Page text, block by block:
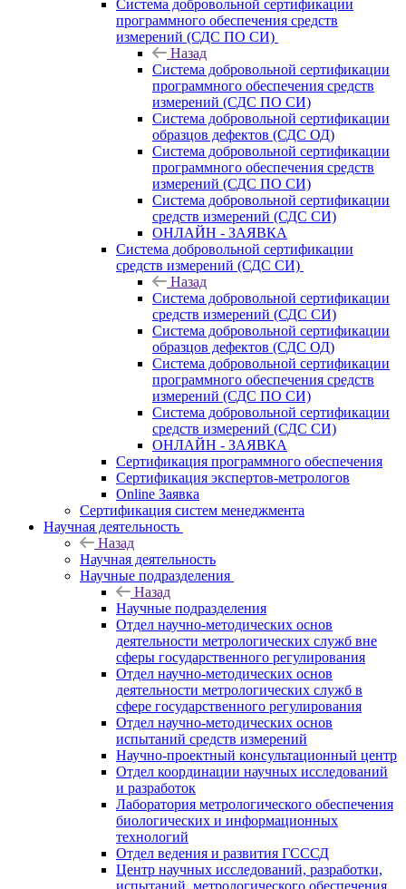
Система добровольной сертификации
программного обеспечения средств
измерений (СДС ПО СИ)
Назад
Система добровольной сертификации
программного обеспечения средств
измерений (СДС ПО СИ)
Система добровольной сертификации
образцов дефектов (СДС ОД)
Система добровольной сертификации
программного обеспечения средств
измерений (СДС ПО СИ)
Система добровольной сертификации
средств измерений (СДС СИ)
ОНЛАЙН - ЗАЯВКА
Система добровольной сертификации
средств измерений (СДС СИ)
Назад
Система добровольной сертификации
средств измерений (СДС СИ)
Система добровольной сертификации
образцов дефектов (СДС ОД)
Система добровольной сертификации
программного обеспечения средств
измерений (СДС ПО СИ)
Система добровольной сертификации
средств измерений (СДС СИ)
ОНЛАЙН - ЗАЯВКА
Сертификация программного обеспечения
Сертификация экспертов-метрологов
Online Заявка
Сертификация систем менеджмента
Научная деятельность
Назад
Научная деятельность
Научные подразделения
Назад
Научные подразделения
Отдел научно-методических основ
деятельности метрологических служб вне
сферы государственного регулирования
Отдел научно-методических основ
деятельности метрологических служб в
сфере государственного регулирования
Отдел научно-методических основ
испытаний средств измерений
Научно-проектный консультационный центр
Отдел координации научных исследований
и разработок
Лаборатория метрологического обеспечения
биологических и информационных
технологий
Отдел ведения и развития ГСССД
Центр научных исследований, разработки,
испытаний, метрологического обеспечения